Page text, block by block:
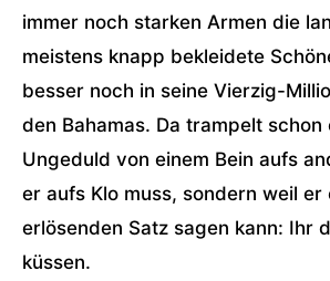
immer noch starken Armen die
meistens knapp bekleidete
besser noch in seine Vierzig-
den Bahamas. Da trampelt
Ungeduld von einem Bein aufs
er aufs Klo muss, sondern weil er
erlösenden Satz sagen kann: Ihr
küssen.